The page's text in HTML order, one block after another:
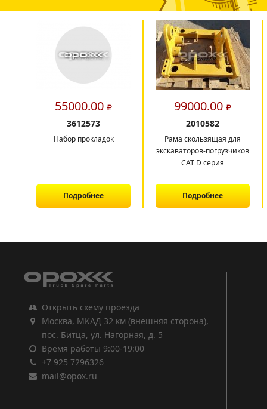
55000.00
3612573
Набор прокладок
Подробнее
99000.00
2010582
Рама скользящая для
экскаваторов-погрузчиков
CAT D серия
Подробнее
Открыть схему проезда
Москва, МКАД 32 км (внешняя сторона),
пос. Битца, ул. Нагорная, д. 5
Время работы 9:00-19:00
+7 925 7296326
mail@opox.ru